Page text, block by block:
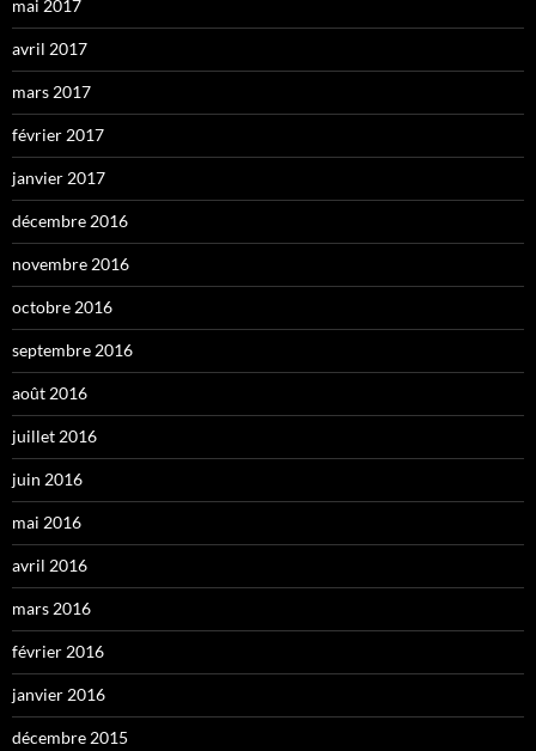
mai 2017
avril 2017
mars 2017
février 2017
janvier 2017
décembre 2016
novembre 2016
octobre 2016
septembre 2016
août 2016
juillet 2016
juin 2016
mai 2016
avril 2016
mars 2016
février 2016
janvier 2016
décembre 2015